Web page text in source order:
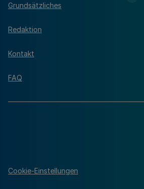
Grundsätzliches
Redaktion
Kontakt
FAQ
Cookie-Einstellungen